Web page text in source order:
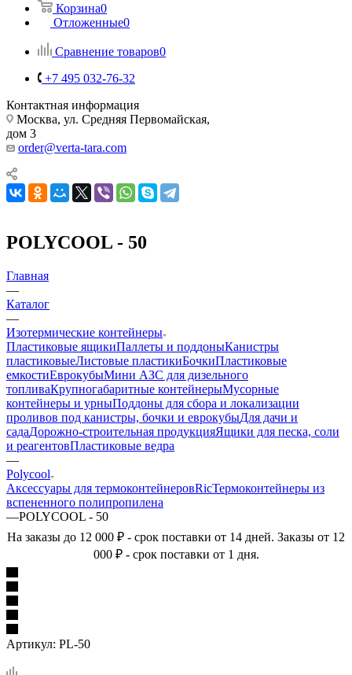
Корзина0
Отложенные0
Сравнение товаров0
+7 495 032-76-32
Контактная информация
Москва, ул. Средняя Первомайская,
дом 3
order@verta-tara.com
POLYCOOL - 50
Главная
—
Каталог
—
Изотермические контейнеры
Пластиковые ящикиПаллеты и поддоныКанистры
пластиковыеЛистовые пластикиБочкиПластиковые
емкостиЕврокубыМини АЗС для дизельного
топливаКрупногабаритные контейнерыМусорные
контейнеры и урныПоддоны для сбора и локализации
проливов под канистры, бочки и еврокубыДля дачи и
садаДорожно-строительная продукцияЯщики для песка, соли
и реагентовПластиковые ведра
—
Polycool
Аксессуары для термоконтейнеровRicТермоконтейнеры из
вспененного полипропилена
—POLYCOOL - 50
На заказы до 12 000 ₽ - срок поставки от 14 дней. Заказы от 12
000 ₽ - срок поставки от 1 дня.
Артикул: PL-50